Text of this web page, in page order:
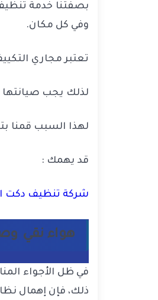
بصفتنا خدمة تنظيف
وفي كل مكان.
تعتبر مجاري
لذلك يجب
لهذا السبب قمنا
قد يهمك :
شركة تنظيف دكت المكيفات
هواء نقي
في ظل الأجواء
ذلك، فإن إهمال